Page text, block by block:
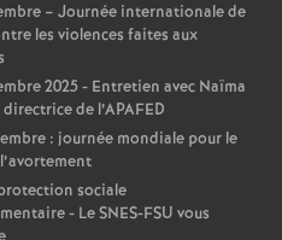
– Journée internationale de
les violences faites aux
2025 - Entretien avec Naïma
de l’APAFED
: journée mondiale pour le
sociale
- Le SNES-FSU vous